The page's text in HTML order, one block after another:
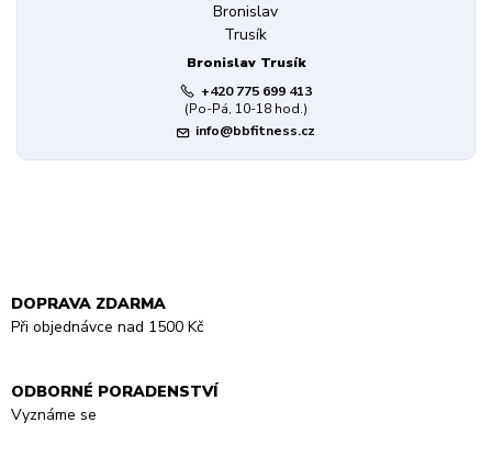
Bronislav Trusík
+420 775 699 413
(Po-Pá, 10-18 hod.)
info@bbfitness.cz
DOPRAVA ZDARMA
Při objednávce nad 1500 Kč
ODBORNÉ PORADENSTVÍ
Vyznáme se